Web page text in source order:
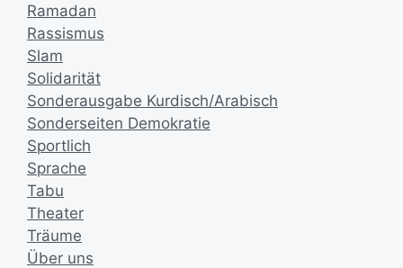
Ramadan
Rassismus
Slam
Solidarität
Sonderausgabe Kurdisch/Arabisch
Sonderseiten Demokratie
Sportlich
Sprache
Tabu
Theater
Träume
Über uns